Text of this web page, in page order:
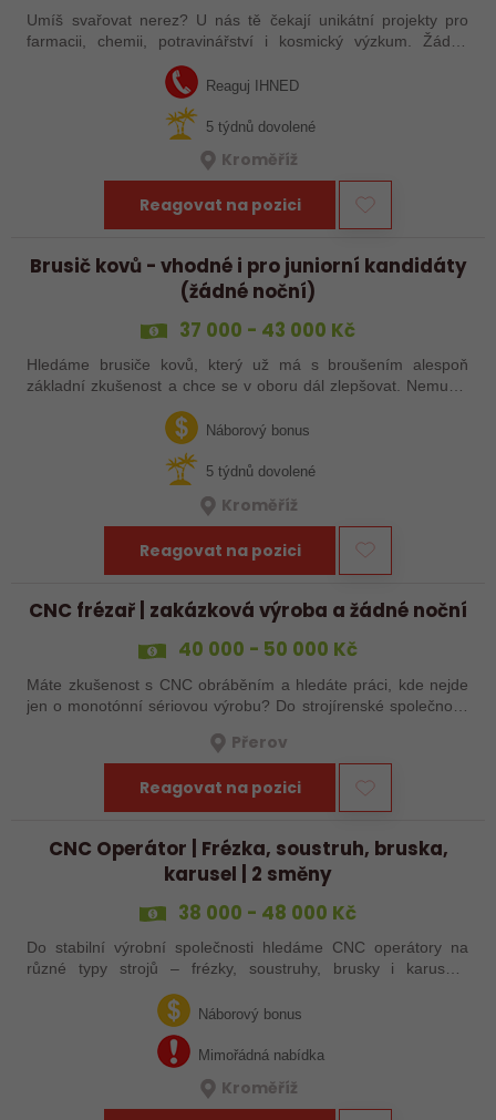
Umíš svařovat nerez? U nás tě čekají unikátní projekty pro
farmacii, chemii, potravinářství i kosmický výzkum. Žádná
rutina, ale precizní práce, která má smysl.
Reaguj IHNED
5 týdnů dovolené
Kroměříž
Reagovat na pozici
Brusič kovů - vhodné i pro juniorní kandidáty
(žádné noční)
37 000 - 43 000 Kč
Hledáme brusiče kovů, který už má s broušením alespoň
základní zkušenost a chce se v oboru dál zlepšovat. Nemusíš
abys už někdy pracoval…Náborový bonus
5 týdnů dovolené
Kroměříž
Reagovat na pozici
CNC frézař | zakázková výroba a žádné noční
40 000 - 50 000 Kč
Máte zkušenost s CNC obráběním a hledáte práci, kde nejde
jen o monotónní sériovou výrobu? Do strojírenské společnosti
Přerov
Reagovat na pozici
CNC Operátor | Frézka, soustruh, bruska,
karusel | 2 směny
38 000 - 48 000 Kč
Do stabilní výrobní společnosti hledáme CNC operátory na
různé typy strojů – frézky, soustruhy, brusky i karusely.
Uplatnění u nás najdou zkušení obráběči i absolventi
technických oborů, kteří se…Náborový bonus
Mimořádná nabídka
Kroměříž